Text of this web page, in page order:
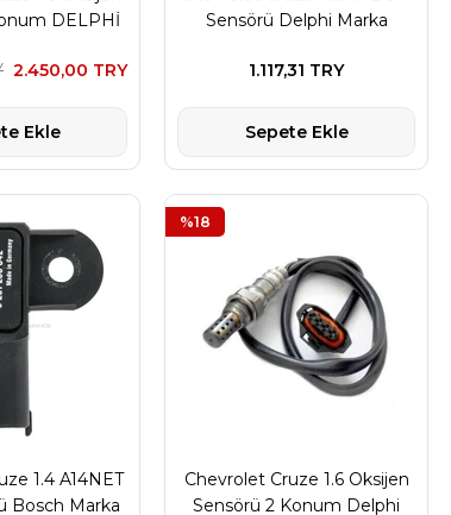
DELPHİ
2.450,00 TRY
Ekle
Sensörü Delphi Marka
1.117,31 TRY
Sepete Ekle
1.4 A14NET
Bosch Marka
Chevrolet Cruze 1.6 Oksijen
Sensörü 2 Konum Delphi
%18